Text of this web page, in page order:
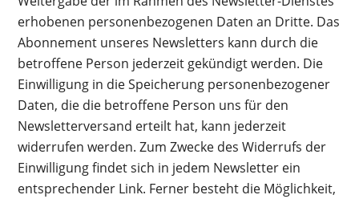
erhobenen personenbezogenen Daten an Dritte. Das
Abonnement unseres Newsletters kann durch die
betroffene Person jederzeit gekündigt werden. Die
Einwilligung in die Speicherung personenbezogener
Daten, die die betroffene Person uns für den
Newsletterversand erteilt hat, kann jederzeit
widerrufen werden. Zum Zwecke des Widerrufs der
Einwilligung findet sich in jedem Newsletter ein
entsprechender Link. Ferner besteht die Möglichkeit,